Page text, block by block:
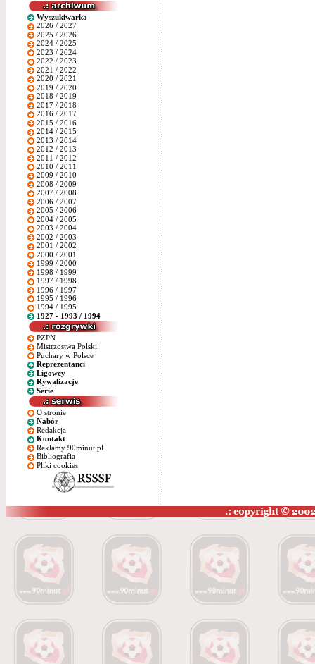
Wyszukiwarka
2026 / 2027
2025 / 2026
2024 / 2025
2023 / 2024
2022 / 2023
2021 / 2022
2020 / 2021
2019 / 2020
2018 / 2019
2017 / 2018
2016 / 2017
2015 / 2016
2014 / 2015
2013 / 2014
2012 / 2013
2011 / 2012
2010 / 2011
2009 / 2010
2008 / 2009
2007 / 2008
2006 / 2007
2005 / 2006
2004 / 2005
2003 / 2004
2002 / 2003
2001 / 2002
2000 / 2001
1999 / 2000
1998 / 1999
1997 / 1998
1996 / 1997
1995 / 1996
1994 / 1995
1927 - 1993 / 1994
PZPN
Mistrzostwa Polski
Puchary w Polsce
Reprezentanci
Ligowcy
Rywalizacje
Serie
O stronie
Nabór
Redakcja
Kontakt
Reklamy 90minut.pl
Bibliografia
Pliki cookies